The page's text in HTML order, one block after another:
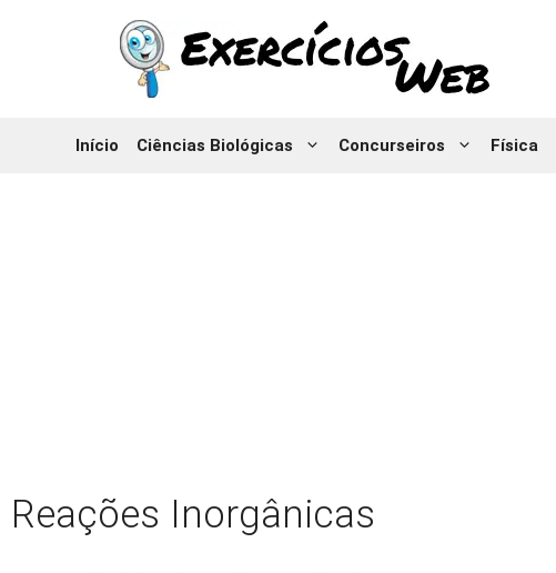
Início Ciências Biológicas Concurseiros Física
Reações Inorgânicas